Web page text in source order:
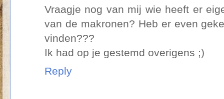
Vraagje nog van mij wie heeft er
van de makronen? Heb er even
vinden???
Ik had op je gestemd overigens ;)
Reply